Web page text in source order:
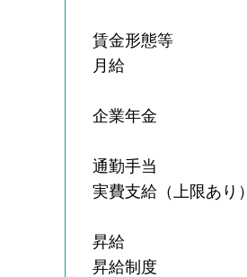
賃金形態等
月給
企業年金
通勤手当
実費支給（上限あり）
昇給
昇給制度